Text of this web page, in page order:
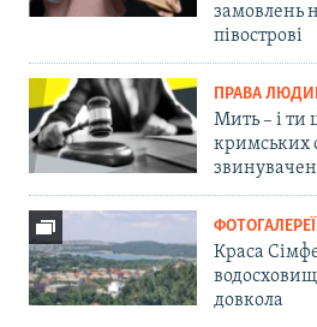
замовлень
півострові
ПРАВА
Мить – і ти
кримських
ФОТОГАЛЕРЕЇ
Краса
довкола